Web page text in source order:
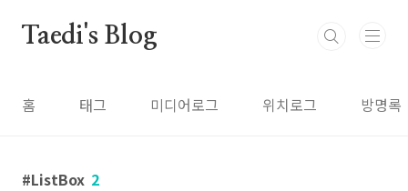
Taedi's Blog
홈 태그 미디어로그 위치로그 방명록
ListBox 2